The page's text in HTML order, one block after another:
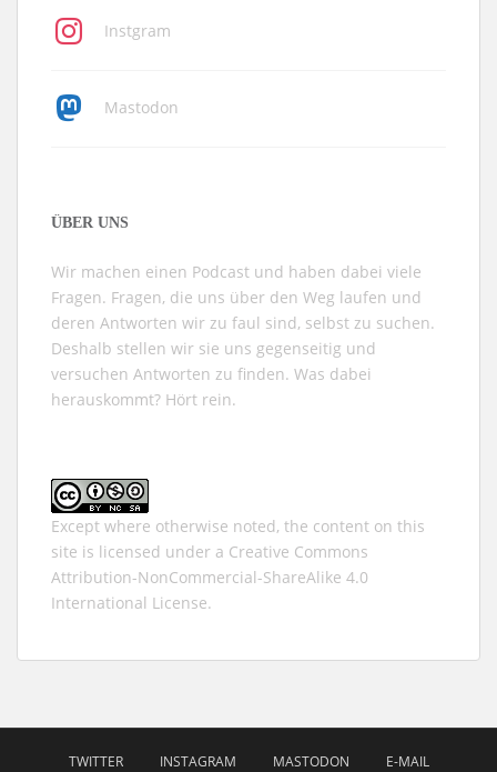
Instgram
Mastodon
ÜBER UNS
Wir machen einen Podcast und haben dabei viele
Fragen. Fragen, die uns über den Weg laufen und
deren Antworten wir zu faul sind, selbst zu suchen.
Deshalb stellen wir sie uns gegenseitig und
versuchen Antworten zu finden. Was dabei
herauskommt? Hört rein.
Except where otherwise noted, the content on this
site is licensed under a Creative Commons
Attribution-NonCommercial-ShareAlike 4.0
International License.
TWITTER INSTAGRAM MASTODON E-MAIL